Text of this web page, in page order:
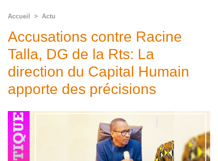
Accueil > Actu
Accusations contre Racine
Talla, DG de la Rts: La
direction du Capital Humain
apporte des précisions